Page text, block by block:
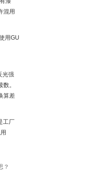
混用
用GU
光强
。
算差
工厂
？